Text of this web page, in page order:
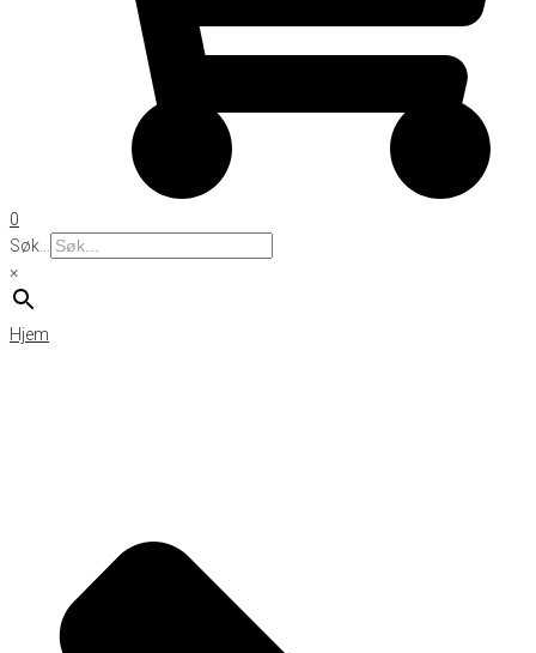
0
Søk...
×
Hjem